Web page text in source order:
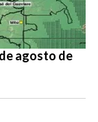
agosto de